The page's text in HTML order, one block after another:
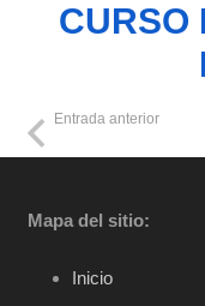
CURSO
Entrada anterior
Mapa del sitio:
Inicio